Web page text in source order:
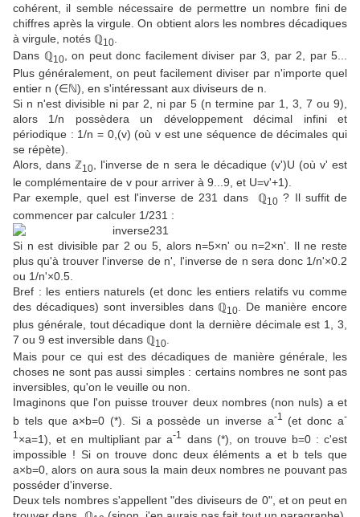
cohérent, il semble nécessaire de permettre un nombre fini de
chiffres après la virgule. On obtient alors les nombres décadiques
à virgule, notés ℚ10
Dans ℚ10, on peut donc facilement diviser par 3, par 2, par 5...
Plus généralement, on peut facilement diviser par n'importe quel
entier n (∈ℕ), en s'intéressant aux diviseurs de n.
Si n n'est divisible ni par 2, ni par 5 (n termine par 1, 3, 7 ou 9),
alors 1/n possèdera un développement décimal infini et
périodique : 1/n = 0,(v) (où v est une séquence de décimales qui
se répète).
Alors, dans ℤ10, l'inverse de n sera le décadique (v')U (où v' est
le complémentaire de v pour arriver à 9...9, et U=v'+1).
Par exemple, quel est l'inverse de 231 dans ℚ10 ? Il suffit de
commencer par calculer 1/231 :
Si n est divisible par 2 ou 5, alors n=5×n' ou n=2×n'. Il ne reste
plus qu'à trouver l'inverse de n', l'inverse de n sera donc 1/n'×0.2
ou 1/n'×0.5.
Bref : les entiers naturels (et donc les entiers relatifs vu comme
des décadiques) sont inversibles dans ℚ10
. De manière encore
plus générale, tout décadique dont la dernière décimale est 1, 3,
7 ou 9 est inversible dans ℚ10
Mais pour ce qui est des décadiques de manière générale, les
choses ne sont pas aussi simples : certains nombres ne sont pas
inversibles, qu'on le veuille ou non.
Imaginons que l'on puisse trouver deux nombres (non nuls) a et
b tels que a×b=0 (*). Si a possède un inverse a-1 (et donc a-
1 ×a=1), et en multipliant par a-1
dans (*), on trouve b=0 : c'est
impossible ! Si on trouve donc deux éléments a et b tels que
a×b=0, alors on aura sous la main deux nombres ne pouvant pas
posséder d'inverse.
Deux tels nombres s'appellent "des diviseurs de 0", et on peut en